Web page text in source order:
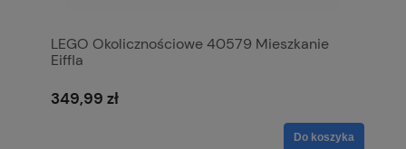
LEGO Okolicznościowe 40579 Mieszkanie
Eiffla
349,99 zł
Do koszyka